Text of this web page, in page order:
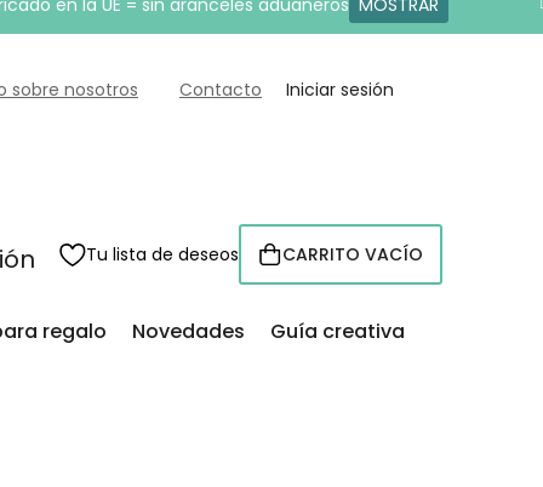
en la UE = sin aranceles aduaneros MOSTRAR
sobre nosotros Contacto Iniciar sesión
Tu lista de deseos CESTA
CARRITO VACÍO
regalo Novedades Guía creativa